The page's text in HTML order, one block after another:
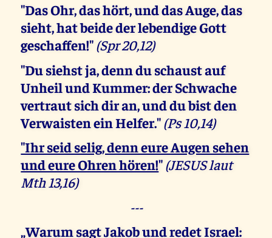
"Das Ohr, das hört, und das Auge, das
sieht, hat beide der lebendige Gott
geschaffen!"(Spr 20,12)
"Du siehst ja, denn du schaust auf
Unheil und Kummer: der Schwache
vertraut sich dir an, und du bist den
Verwaisten ein Helfer."(Ps 10,14)
"Ihr seid selig, denn eure Augen sehen
und eure Ohren hören!"(JESUS laut
Mth 13,16)
---
„Warum sagt Jakob und redet Israel: